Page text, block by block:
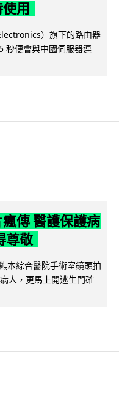
用
）旗下的路由器
秒便會與中國伺服器連
傳 醫護保護病
尊敬
本綜合醫院手術室鏡頭拍
人，更馬上開逃生門確